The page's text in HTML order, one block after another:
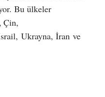
Bu ülkeler
Çin,
Ukrayna, İran ve